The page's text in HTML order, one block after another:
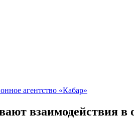
взаимодействия в